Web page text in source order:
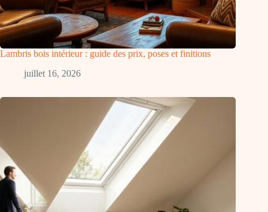
Lambris bois intérieur : guide des prix, poses et finitions
juillet 16, 2026